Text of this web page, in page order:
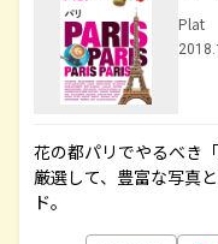
Plat
花の都パリでやるべき
厳選して、豊富な写真
ド。